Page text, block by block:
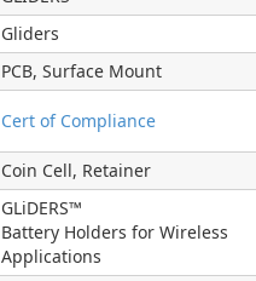
Gliders
PCB, Surface Mount
Cert of Compliance
Coin Cell, Retainer
GLiDERS™
Battery Holders for Wireless
Applications